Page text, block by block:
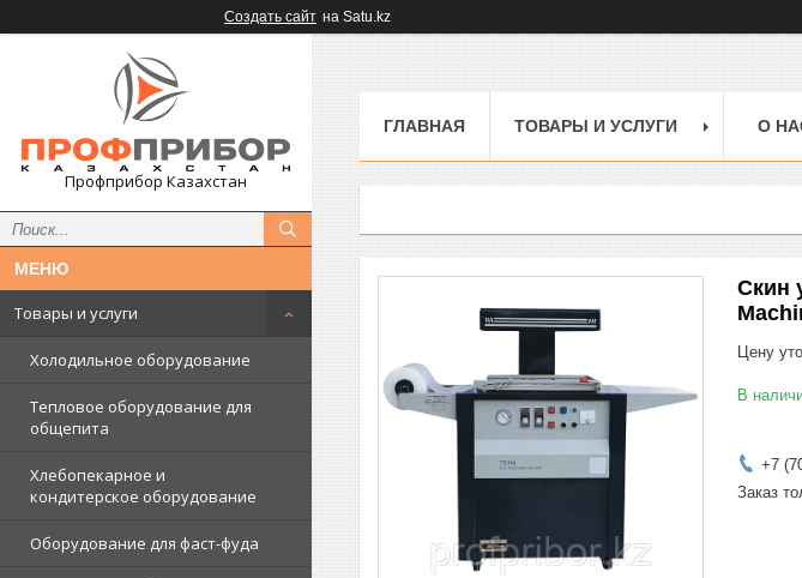
Создать сайт на Satu.kz
Профприбор Казахстан
Товары и услуги
Холодильное оборудование
Тепловое оборудование для
общепита
Хлебопекарное и
кондитерское оборудование
Оборудование для фаст-фуда
ГЛАВНАЯ ТОВАРЫ И УСЛУГИ О
Скин
Цену
В
+7
Заказ